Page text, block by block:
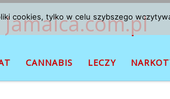
Jamaica.com.pl
CANNABIS LECZY
cookies, tylko w celu szybszego